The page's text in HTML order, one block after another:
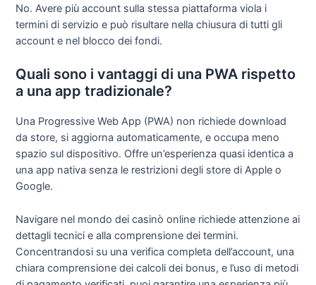
No. Avere più account sulla stessa piattaforma viola i
termini di servizio e può risultare nella chiusura di tutti gli
account e nel blocco dei fondi.
Quali sono i vantaggi di una PWA rispetto
a una app tradizionale?
Una Progressive Web App (PWA) non richiede download
da store, si aggiorna automaticamente, e occupa meno
spazio sul dispositivo. Offre un’esperienza quasi identica a
una app nativa senza le restrizioni degli store di Apple o
Google.
Navigare nel mondo dei casinò online richiede attenzione ai
dettagli tecnici e alla comprensione dei termini.
Concentrandosi su una verifica completa dell’account, una
chiara comprensione dei calcoli dei bonus, e l’uso di metodi